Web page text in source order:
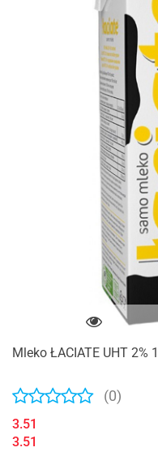
Mleko ŁACIATE UHT 2%
(0)
3.51
3.51